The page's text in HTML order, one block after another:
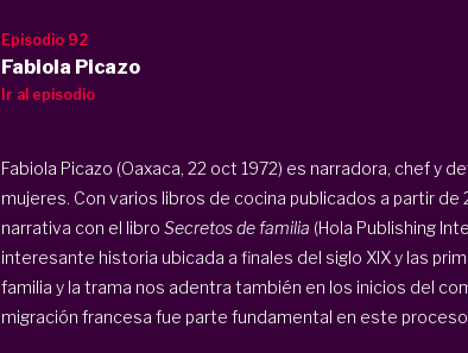
Episodio 92
Fabiola Picazo
Ir al episodio
Fabiola Picazo (Oaxaca, 22 oct 1972) es narradora, chef y
mujeres. Con varios libros de cocina publicados a partir de
narrativa con el libro Secretos de familia (Hola Publishing
interesante historia ubicada a finales del siglo XIX y las
familia y la trama nos adentra también en los inicios del
migración francesa fue parte fundamental en este